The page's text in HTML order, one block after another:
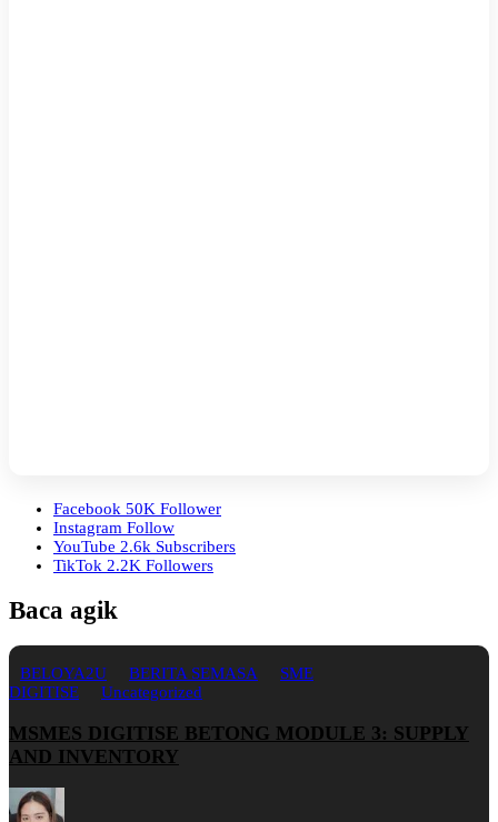
Facebook 50K Follower
Instagram Follow
YouTube 2.6k Subscribers
TikTok 2.2K Followers
Baca agik
BELOYA2U BERITA SEMASA
SME
DIGITISE
Uncategorized
MSMES DIGITISE BETONG MODULE 3: SUPPLY
AND INVENTORY